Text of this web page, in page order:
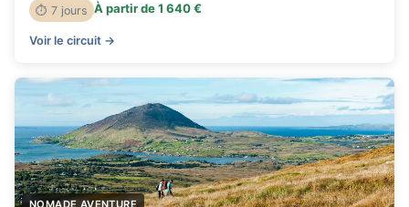
⏱ 7 jours À partir de 1 640 €
Voir le circuit →
NOMADE AVENTURE